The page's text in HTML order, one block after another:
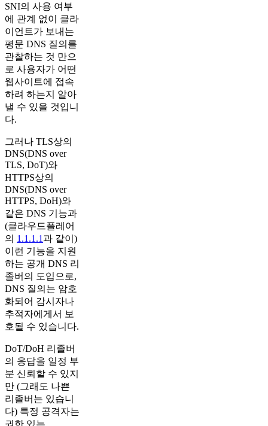
SNI의 사용 여부
에 관계 없이 클라
이언트가 보내는
평문 DNS 질의를
관찰하는 것 만으
로 사용자가 어떤
웹사이트에 접속
하려 하는지 알아
낼 수 있을 것입니
다.
그러나 TLS상의
DNS(DNS over
TLS, DoT)와
HTTPS상의
DNS(DNS over
HTTPS, DoH)와
같은 DNS 기능과
(클라우드플레어
의 1.1.1.1과 같이)
이런 기능을 지원
하는 공개 DNS 리
졸버의 도입으로,
DNS 질의는 암호
화되어 감시자나
추적자에게서 보
호될 수 있습니다.
DoT/DoH 리졸버
의 응답을 일정 부
분 신뢰할 수 있지
만 (그래도 나쁜
리졸버는 있습니
다) 특정 공격자는
권한 있는